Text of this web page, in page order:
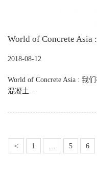
World of Concrete Asia
2018-08-12
World of Concrete Asia : 我
混凝土...
< 1 … 5 6